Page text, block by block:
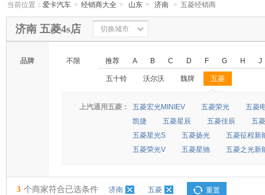
当前位置：爱卡汽车 > 经销商大全 > 山东 > 济南 > 五菱经销商
济南 五菱4s店 切换城市
品牌 不限 推荐 A B C D F G H J
五十铃 沃尔沃 魏牌 五菱
◆
◆
上汽通用五菱： 五菱宏光MINIEV 五菱荣光
五菱
凯捷
五菱星辰 五菱佳辰
五
五菱星光S
五菱扬光
五菱征程新
五菱荣光V
五菱星驰 五菱之光新
3 个商家符合已选条件 济南 五菱 重置